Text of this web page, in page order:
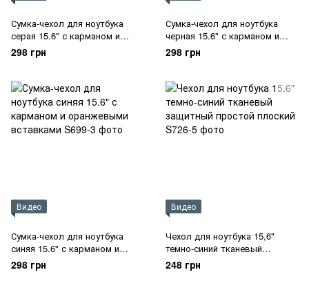
Сумка-чехол для ноутбука
серая 15.6" с карманом и
оранжевыми вставками
298 грн
Сумка-чехол для ноутбука
черная 15.6" с карманом и
оранжевыми вставками
298 грн
Видео
Сумка-чехол для ноутбука
синяя 15.6" с карманом и
оранжевыми вставками
298 грн
Видео
Чехол для ноутбука 15,6"
темно-синий тканевый
защитный простой плоский
248 грн